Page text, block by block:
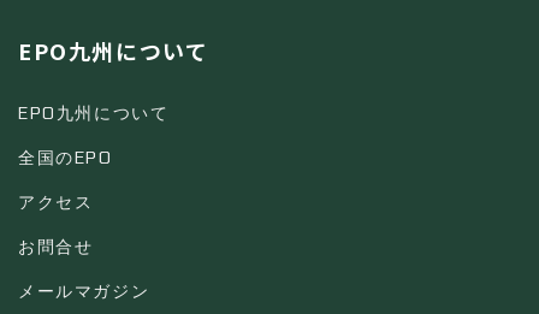
EPO九州について
EPO九州について
全国のEPO
アクセス
お問合せ
メールマガジン